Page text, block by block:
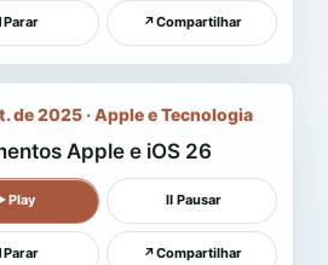
Parar ↗Compartilhar
de 2025 · Apple e Tecnologia
Apple e iOS 26
Play Ⅱ Pausar
Parar ↗Compartilhar